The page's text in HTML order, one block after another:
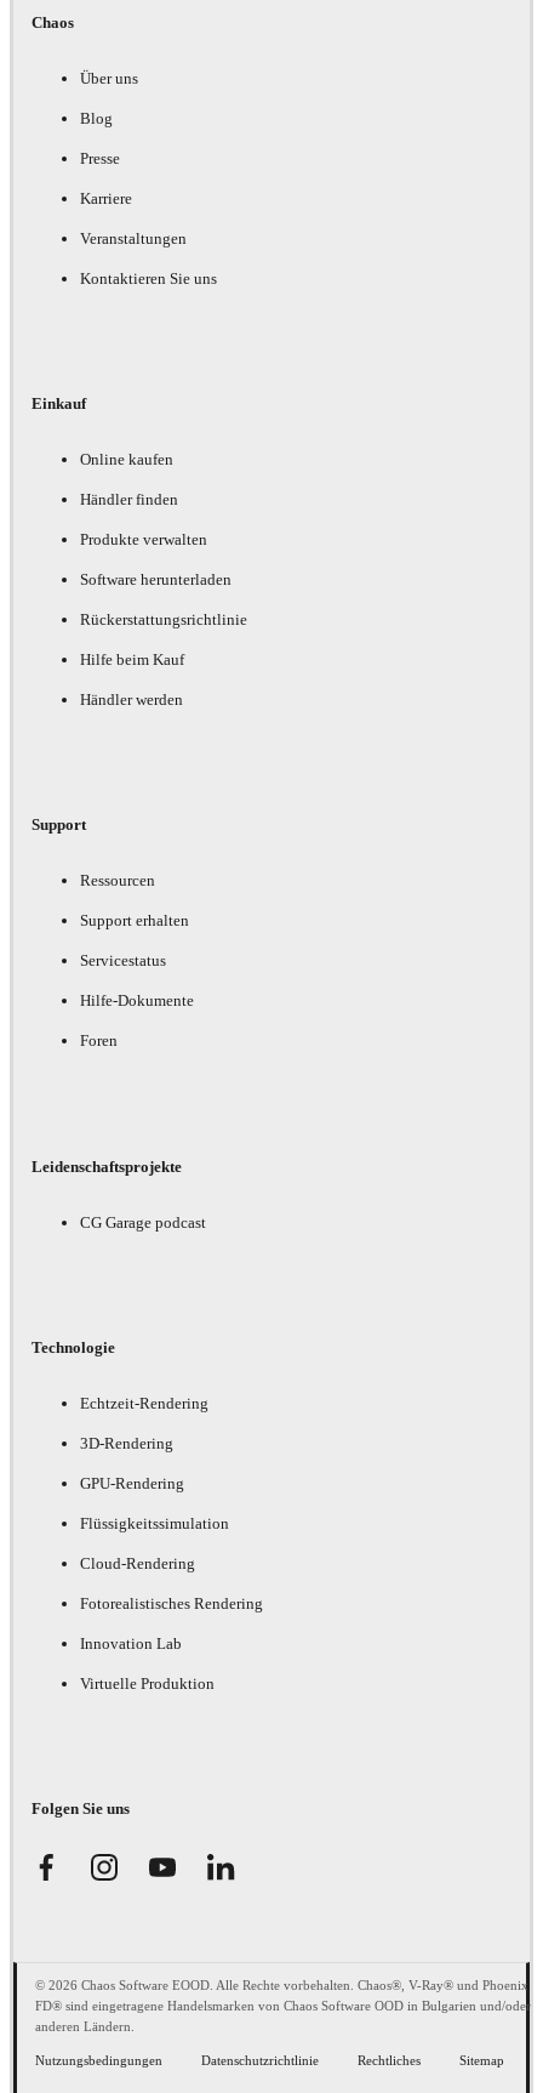
Chaos
Über uns
Blog
Presse
Karriere
Veranstaltungen
Kontaktieren Sie uns
Einkauf
Online kaufen
Händler finden
Produkte verwalten
Software herunterladen
Rückerstattungsrichtlinie
Hilfe beim Kauf
Händler werden
Support
Ressourcen
Support erhalten
Servicestatus
Hilfe-Dokumente
Foren
Leidenschaftsprojekte
CG Garage podcast
Technologie
Echtzeit-Rendering
3D-Rendering
GPU-Rendering
Flüssigkeitssimulation
Cloud-Rendering
Fotorealistisches Rendering
Innovation Lab
Virtuelle Produktion
Folgen Sie uns
© 2026 Chaos Software EOOD. Alle Rechte vorbehalten. Chaos®, V-Ray® und Phoenix
FD® sind eingetragene Handelsmarken von Chaos Software OOD in Bulgarien und/oder
anderen Ländern.
Nutzungsbedingungen Datenschutzrichtlinie Rechtliches Sitemap